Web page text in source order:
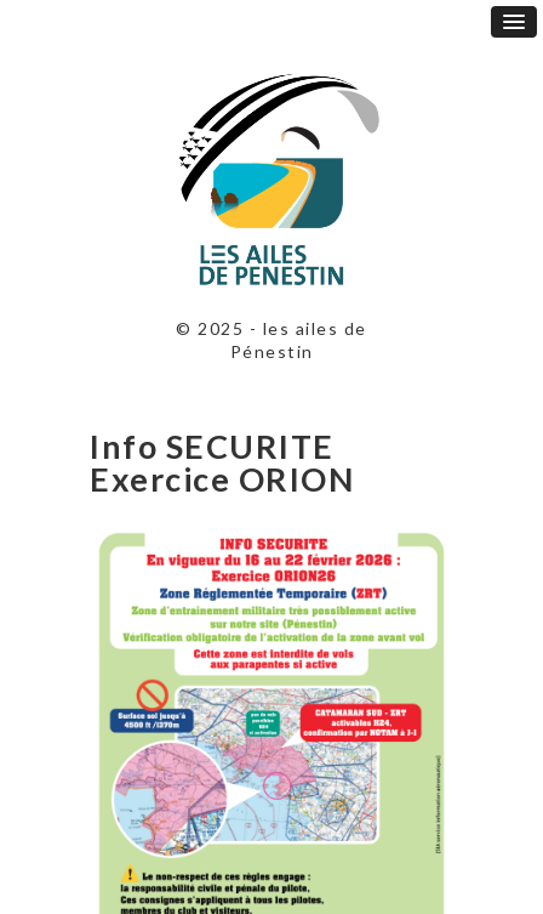
© 2025 - les ailes de
Pénestin
Info SECURITE
Exercice ORION